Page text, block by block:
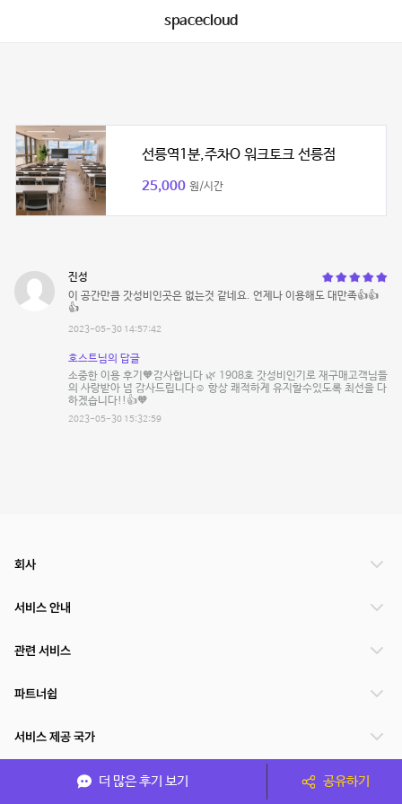
spacecloud
선릉역1분,주차O 워크토크 선릉점
25,000 원/시간
진성
이 공간만큼 갓성비인곳은 없는것 같네요. 언제나 이용해도 대만족👍👍
👍
2023-05-30 14:57:42
호스트님의 답글
소중한 이용 후기🧡감사합니다 🌿 1908호 갓성비인기로 재구매고객님들
의 사랑받아 넘 감사드립니다☺️ 항상 쾌적하게 유지할수있도록 최선을 다
하겠습니다!!👍🧡
2023-05-30 15:32:59
더 많은 후기 보기 공유하기
회사
서비스 안내
관련 서비스
파트너쉽
서비스 제공 국가